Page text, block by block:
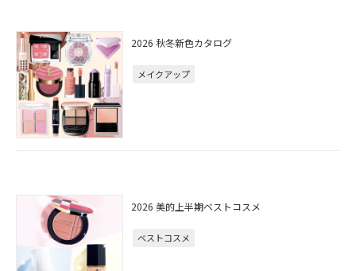
2026 秋冬新色カタログ
メイクアップ
2026 美的上半期ベストコスメ
ベストコスメ